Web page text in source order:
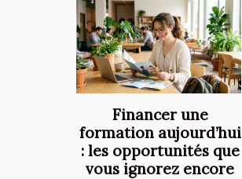
Financer une
formation aujourd’hui
: les opportunités que
vous ignorez encore